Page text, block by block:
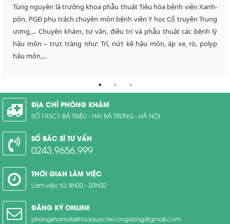
Tùng nguyên là trưởng khoa phẫu thuật Tiêu hóa bệnh viện Xanh-
pôn, PGĐ phụ trách chuyên môn bệnh viện Y học Cổ truyền Trung
ương,... Chuyên khám, tư vấn, điều trị và phẫu thuật các bệnh lý
hậu môn – trực tràng như: Trĩ, nứt kẽ hậu môn, áp xe, rò, polyp
hậu môn,...
Nguyễn Văn Châu từng là Nguyên Chủ nhiệm khoa Ngoại bệnh
viện Quân đội 354, từng có nhiều năm chăm sóc, sức khỏe cán bộ
tại quần đảo Trường Sa. Bác sĩ Châu hiện đang khám, tư vấn và
điều trị các bệnh lý ở hậu môn như: Trĩ, nứt kẽ hậu môn, áp xe, rò,
polyp hậu môn..
Đa khoa Quốc tế Cộng Đồng. Bác sĩ Ngô Việt Thành từng là bác sĩ
khoa Ngoại của bệnh viện Việt Đức, phó trưởng khoa Ngoại bệnh
viện Phổi Trung ương, chủ nhiệm bộ môn Ngoại của trường Đại
học Y… Sở trường của bác Thành là thực hiện cắt trĩ đồng thời
chữa các bệnh ở hậu môn khác..
ĐỊA CHỈ PHÒNG KHÁM
SỐ 193C1 BÀ TRIỆU - HAI BÀ TRƯNG - HÀ NỘI
SỐ BÁC SĨ TƯ VẤN
0243.9656.999
THỜI GIAN LÀM VIỆC
Làm việc từ: 8h00 - 20h00
ĐĂNG KÝ ONLINE
phongkhamdakhoaquoctecongdong@gmail.com